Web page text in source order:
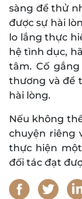
sàng để thử
được sự hài
lo lắng thực
hệ tình dục,
tâm. Cố
thương và để
hài lòng.
Nếu không
chuyện riêng
thực hiện
đối tác đạt